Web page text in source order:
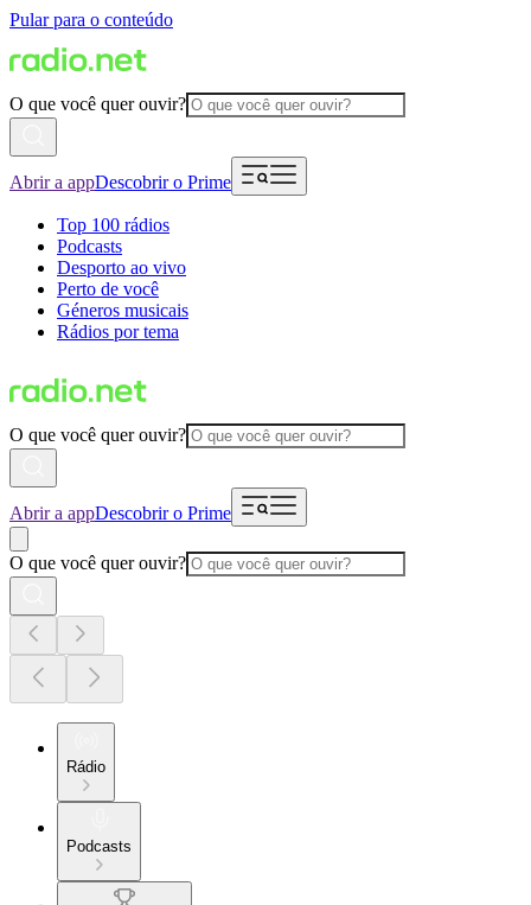
Pular para o conteúdo
O que você quer ouvir?
Abrir a appDescobrir o Prime
Top 100 rádios
Podcasts
Desporto ao vivo
Perto de você
Géneros musicais
Rádios por tema
O que você quer ouvir?
Abrir a appDescobrir o Prime
O que você quer ouvir?
Rádio
Podcasts